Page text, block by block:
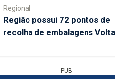
Regional
Região possui 72 pontos de
recolha de embalagens Volta
PUB